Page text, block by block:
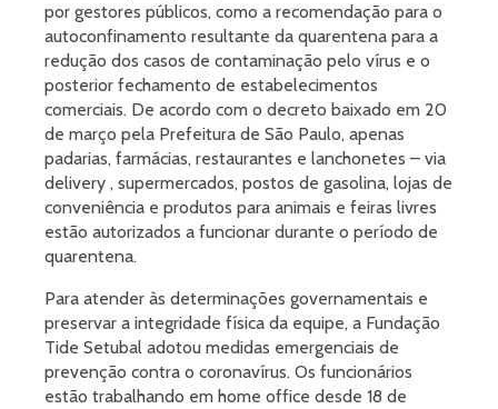
por gestores públicos, como a recomendação para o
autoconfinamento resultante da quarentena para a
redução dos casos de contaminação pelo vírus e o
posterior fechamento de estabelecimentos
comerciais. De acordo com o decreto baixado em 20
de março pela Prefeitura de São Paulo, apenas
padarias, farmácias, restaurantes e lanchonetes – via
delivery , supermercados, postos de gasolina, lojas de
conveniência e produtos para animais e feiras livres
estão autorizados a funcionar durante o período de
quarentena.
Para atender às determinações governamentais e
preservar a integridade física da equipe, a Fundação
Tide Setubal adotou medidas emergenciais de
prevenção contra o coronavírus. Os funcionários
estão trabalhando em home office desde 18 de